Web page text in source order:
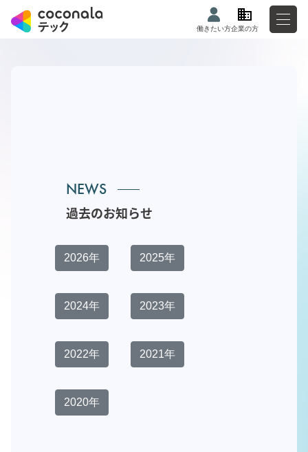
働きたい方企業の方
NEWS
過去のお知らせ
2026年 2025年
2024年 2023年
2022年 2021年
2020年